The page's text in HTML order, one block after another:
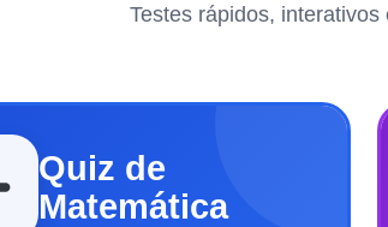
Testes rápidos,
Quiz de
Matemática